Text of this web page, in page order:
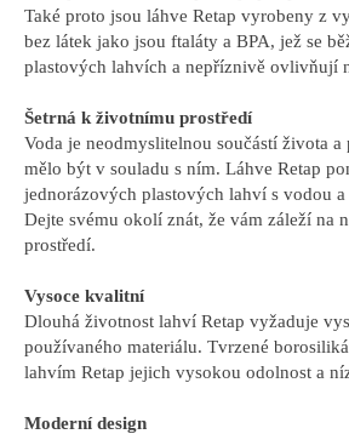
Také proto jsou láhve Retap vyrobeny z
bez látek jako jsou ftaláty a BPA, jež se
plastových lahvích a nepříznivě ovlivňují
Šetrná k životnímu prostředí
Voda je neodmyslitelnou součástí života
mělo být v souladu s ním. Láhve Retap
jednorázových plastových lahví s vodou
Dejte svému okolí znát, že vám záleží na
prostředí.
Vysoce kvalitní
Dlouhá životnost lahví Retap vyžaduje
používaného materiálu. Tvrzené
lahvím Retap jejich vysokou odolnost a
Moderní design